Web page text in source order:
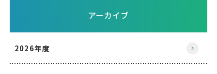
アーカイブ
2026年度